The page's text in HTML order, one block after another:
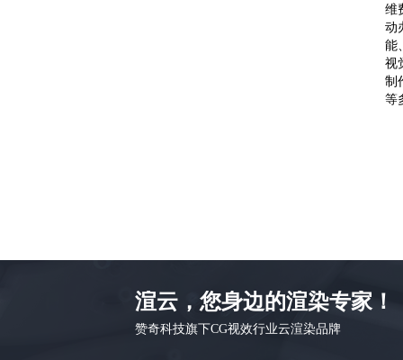
维
动
能
视
制
等
渲云，您身边的渲染专家！
赞奇科技旗下CG视效行业云渲染品牌